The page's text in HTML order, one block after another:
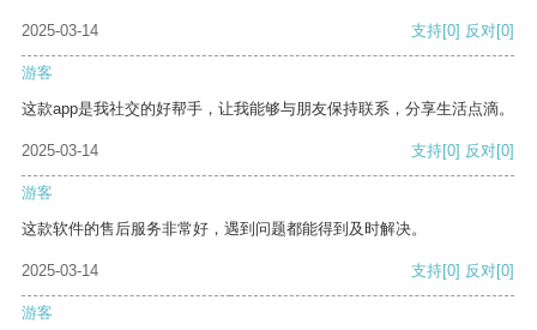
2025-03-14 支持[0] 反对[0]
游客
这款app是我社交的好帮手，让我能够与朋友保持联系，分享生活点滴。
2025-03-14 支持[0] 反对[0]
游客
这款软件的售后服务非常好，遇到问题都能得到及时解决。
2025-03-14 支持[0] 反对[0]
游客